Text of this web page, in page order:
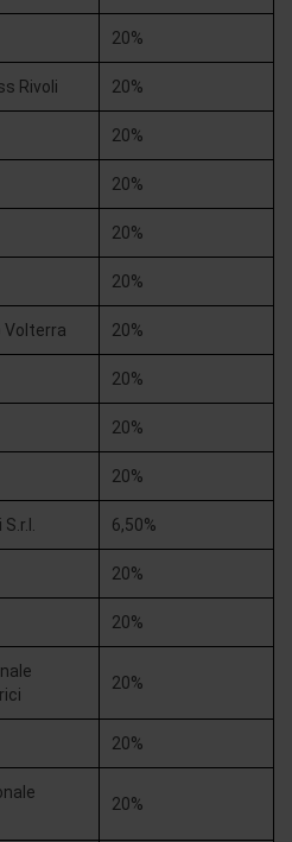
20%
Rivoli 20%
20%
20%
20%
20%
Volterra 20%
20%
20%
20%
6,50%
20%
20%
20%
20%
20%